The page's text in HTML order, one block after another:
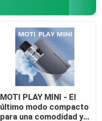
MOTI PLAY MINI - El
último modo compacto
para una comodidad y